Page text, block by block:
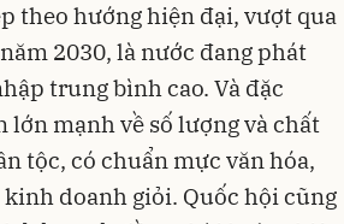
theo hướng hiện đại, vượt qua
2030, là nước đang phát
trung bình cao. Và đặc
mạnh về số lượng và chất
tộc, có chuẩn mực văn hóa,
doanh giỏi. Quốc hội cũng